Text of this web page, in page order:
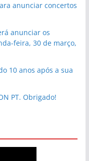
anunciar concertos
anunciar os
feira, 30 de março,
10 anos após a sua
PT. Obrigado!